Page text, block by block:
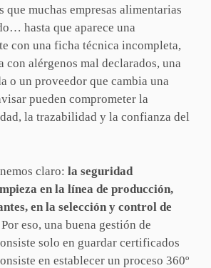
que muchas empresas alimentarias
hasta que aparece una
con una ficha técnica incompleta,
con alérgenos mal declarados, una
o un proveedor que cambia una
pueden comprometer la
la trazabilidad y la confianza del
claro: la seguridad
en la línea de producción,
en la selección y control de
Por eso, una buena gestión de
solo en guardar certificados
en establecer un proceso 360º